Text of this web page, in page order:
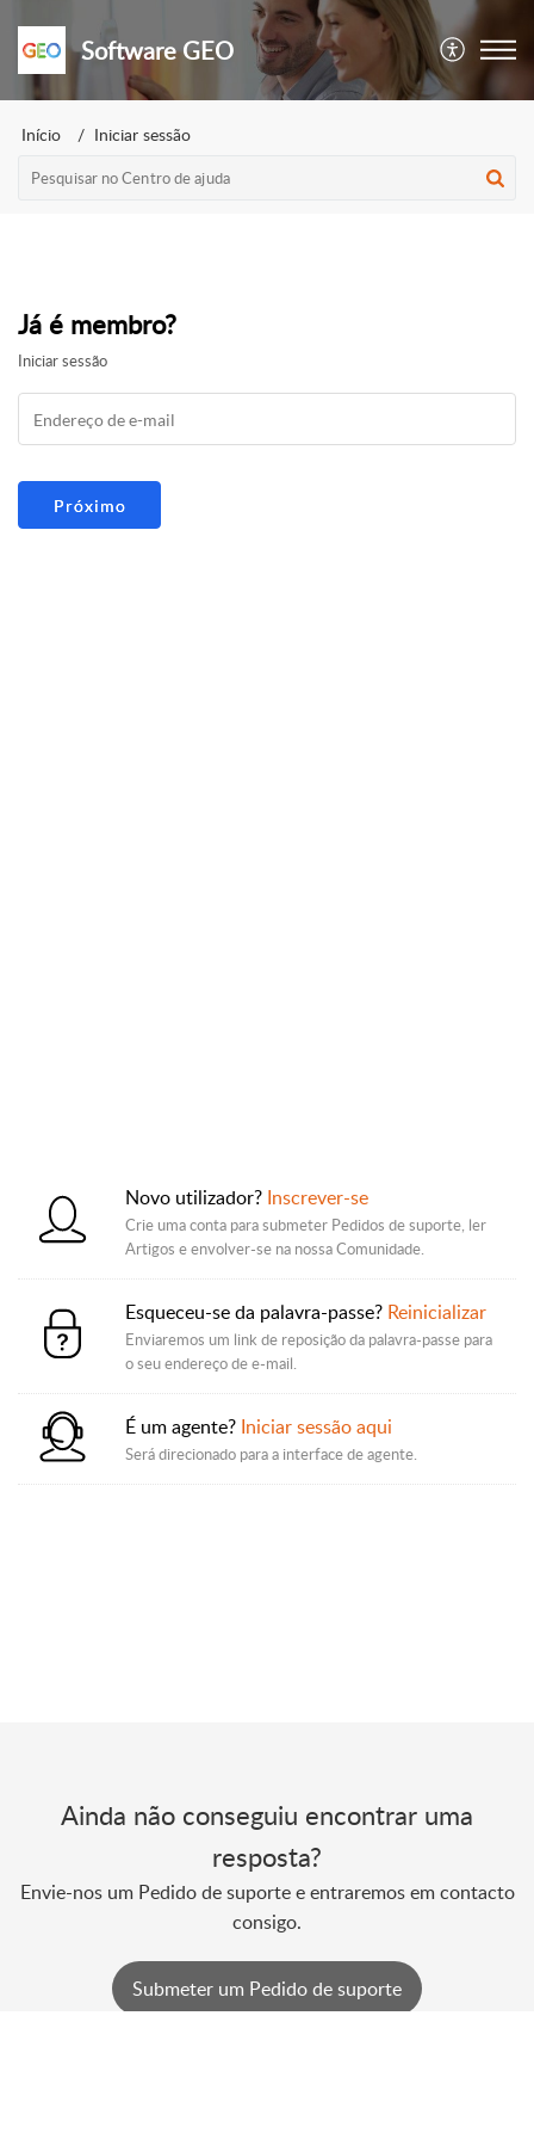
Software GEO
Início Iniciar sessão
Já é membro?
Iniciar sessão
Novo utilizador? Inscrever-se
Crie uma conta para submeter Pedidos de suporte, ler
Artigos e envolver-se na nossa Comunidade.
Esqueceu-se da palavra-passe? Reinicializar
Enviaremos um link de reposição da palavra-passe para
o seu endereço de e-mail.
É um agente? Iniciar sessão aqui
Será direcionado para a interface de agente.
Ainda não conseguiu encontrar uma
resposta?
Envie-nos um Pedido de suporte e entraremos em contacto
consigo.
Submeter um Pedido de suporte